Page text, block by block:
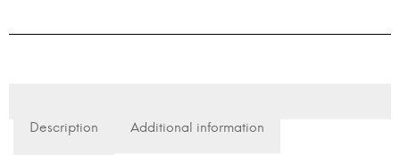
Description Additional information